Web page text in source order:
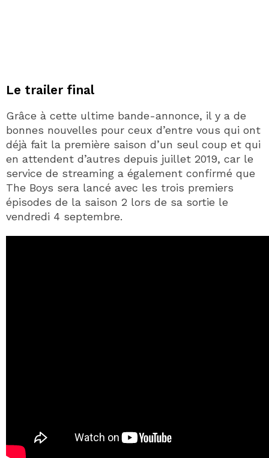
Le trailer final
Grâce à cette ultime bande-annonce, il y a de
bonnes nouvelles pour ceux d’entre vous qui ont
déjà fait la première saison d’un seul coup et qui
en attendent d’autres depuis juillet 2019, car le
service de streaming a également confirmé que
The Boys sera lancé avec les trois premiers
épisodes de la saison 2 lors de sa sortie le
vendredi 4 septembre.